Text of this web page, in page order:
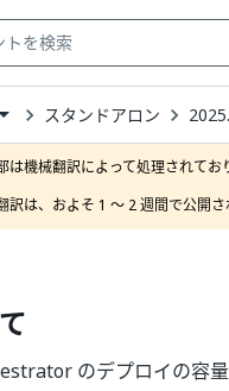
スタンドアロン
は機械翻訳によって処理されて
は、およそ 1 ～ 2 週間で公開さ
のデプロイの容